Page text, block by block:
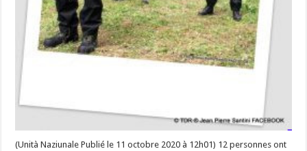
(Unità Naziunale Publié le 11 octobre 2020 à 12h01) 12 personnes ont